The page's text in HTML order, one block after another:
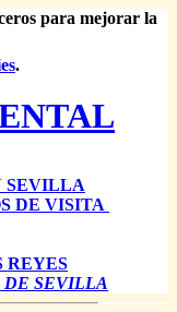
para mejorar la
.
SEVILLA
DE VISITA
REYES
DE SEVILLA